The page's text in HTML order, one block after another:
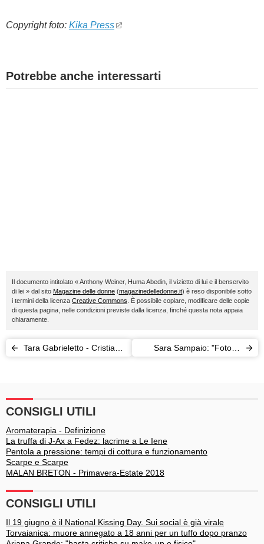
Copyright foto: Kika Press
Potrebbe anche interessarti
Il documento intitolato « Anthony Weiner, Huma Abedin, il vizietto di lui e il benservito
di lei » dal sito Magazine delle donne (magazinedelledonne.it) è reso disponibile sotto
i termini della licenza Creative Commons . È possibile copiare, modificare delle copie
di questa pagina, nelle condizioni previste dalla licenza, finché questa nota appaia
chiaramente.
Tara Gabrieletto - Cristian
Sara Sampaio: "Foto in
CONSIGLI UTILI
Aromaterapia - Definizione
La truffa di J-Ax a Fedez: lacrime a Le Iene
Pentola a pressione: tempi di cottura e funzionamento
Scarpe e Scarpe
MALAN BRETON - Primavera-Estate 2018
CONSIGLI UTILI
Il 19 giugno è il National Kissing Day. Sui social è già virale
Torvaianica: muore annegato a 18 anni per un tuffo dopo pranzo